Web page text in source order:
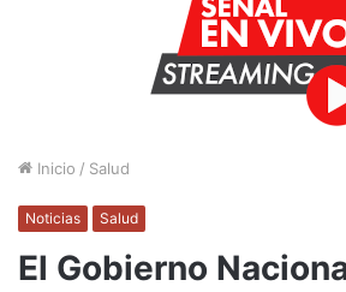
Inicio / Salud
Noticias Salud
El Gobierno